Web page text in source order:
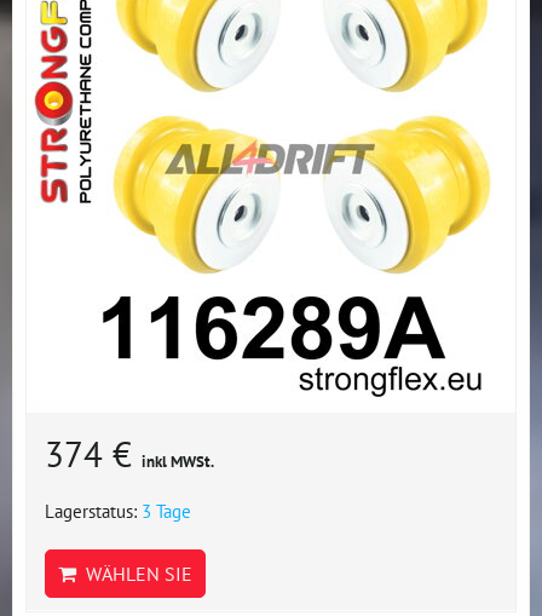
374 € inkl MWSt.
Lagerstatus: 3 Tage
WÄHLEN SIE